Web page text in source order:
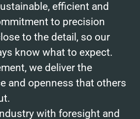
efficient and
to precision
to the detail, so our
know what to expect.
we deliver the
and openness that others
with foresight and